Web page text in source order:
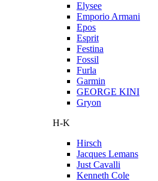
Elysee
Emporio Armani
Epos
Esprit
Festina
Fossil
Furla
Garmin
GEORGE KINI
Gryon
H-K
Hirsch
Jacques Lemans
Just Cavalli
Kenneth Cole